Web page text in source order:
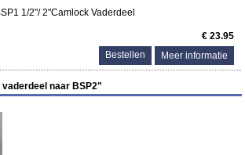
1/2"/ 2"Camlock Vaderdeel
€ 23.95
Meer informatie
naar BSP2"